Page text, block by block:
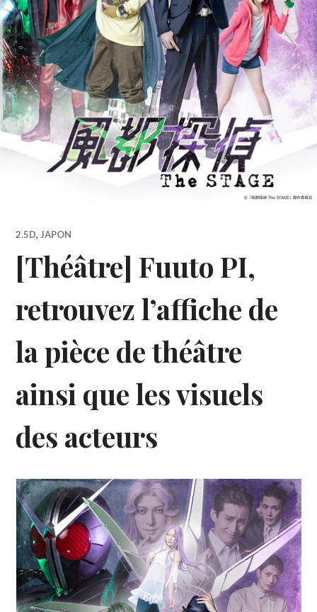
2.5D, JAPON
[Théâtre] Fuuto PI,
retrouvez l’affiche de
la pièce de théâtre
ainsi que les visuels
des acteurs